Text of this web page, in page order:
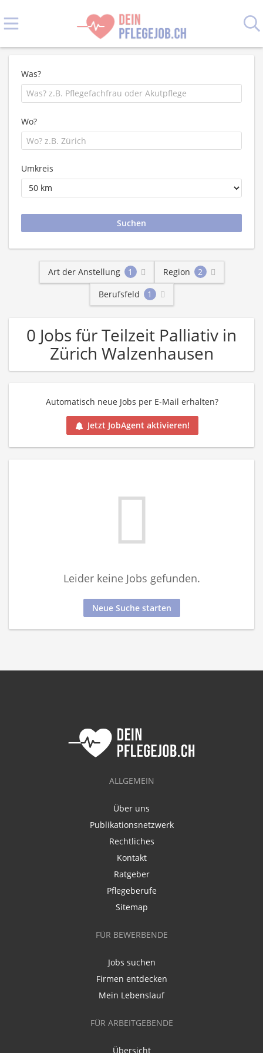
Was?
Wo?
Umkreis
Art der Anstellung 1 Region
2
Berufsfeld
1
0 Jobs für Teilzeit Palliativ in
Zürich Walzenhausen
Automatisch neue Jobs per E-Mail erhalten?
Jetzt JobAgent aktivieren!
Leider keine Jobs gefunden.
Neue Suche starten
ALLGEMEIN
Über uns
Publikationsnetzwerk
Rechtliches
Kontakt
Ratgeber
Pflegeberufe
Sitemap
FÜR BEWERBENDE
Jobs suchen
Firmen entdecken
Mein Lebenslauf
FÜR ARBEITGEBENDE
Übersicht